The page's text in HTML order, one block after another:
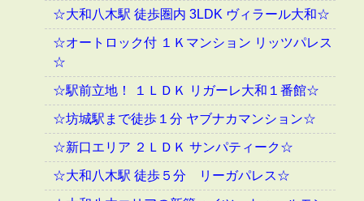
☆大和八木駅 徒歩圏内 3LDK ヴィラール大和☆
☆オートロック付 １Ｋマンション リッツパレス
☆
☆駅前立地！ １ＬＤＫ リガーレ大和１番館☆
☆坊城駅まで徒歩１分 ヤブナカマンション☆
☆新口エリア ２ＬＤＫ サンパティーク☆
☆大和八木駅 徒歩５分 リーガパレス☆